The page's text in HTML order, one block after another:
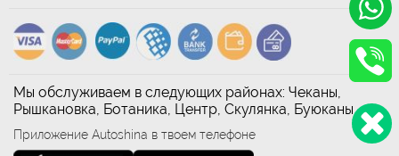
Мы обслуживаем в следующих районах: Чеканы,
Рышкановка, Ботаника, Центр, Скулянка, Буюканы
Приложение Autoshina в твоем телефоне